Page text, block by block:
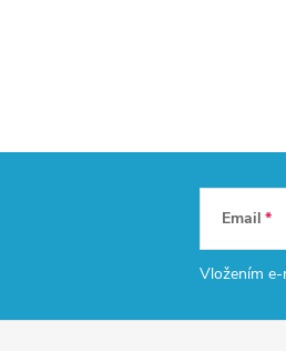
Email
Vložením